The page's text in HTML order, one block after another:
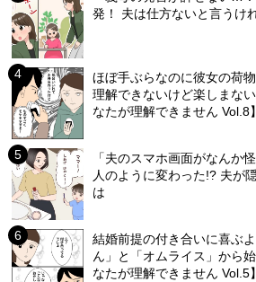
発！ 夫は仕方ないと言うけ
ほぼ手ぶらなのに彼女の荷
理解できないけど楽しまな
なたが理解できません Vol.8】
「夫のスマホ画面がなんか
人のように変わった!? 夫が
は
結婚前提の付き合いに喜ぶ
ん」と「オムライス」から
なたが理解できません Vol.5】